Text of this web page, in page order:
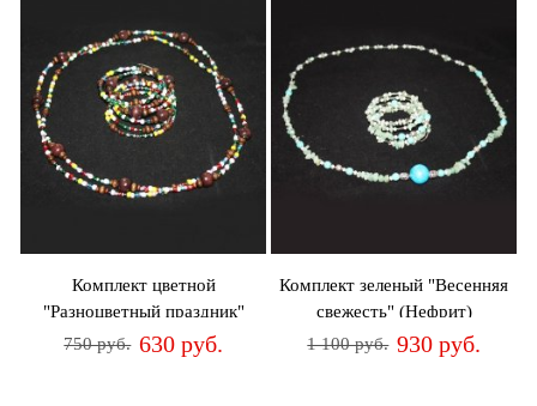
Комплект цветной
"Разноцветный праздник"
(Бисер)
750 руб. 630 руб.
Комплект зеленый "Весенняя
свежесть" (Нефрит)
1 100 руб. 930 руб.